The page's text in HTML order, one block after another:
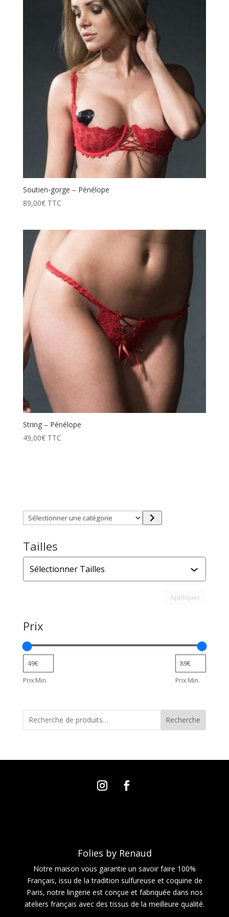
prix
décroissant
Soutien-gorge – Pénélope
89,00€ TTC
String – Pénélope
49,00€ TTC
Sélectionner
une
Tailles
Appliquer
Prix
Prix Min. Prix Min.
Recherche
Folies by Renaud
Notre maison vous garantie un savoir faire 100%
Français, issu de la tradition sulfureuse et coquine de
Paris, notre lingerie est conçue et fabriquée dans nos
ateliers français avec des tissus de la meilleure qualité.